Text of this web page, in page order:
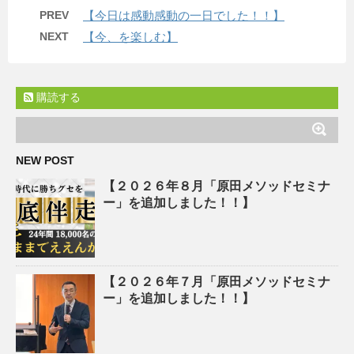
PREV 【今日は感動感動の一日でした！！】
NEXT 【今、を楽しむ】
購読する
NEW POST
【２０２６年８月「原田メソッドセミナ
ー」を追加しました！！】
【２０２６年７月「原田メソッドセミナ
ー」を追加しました！！】